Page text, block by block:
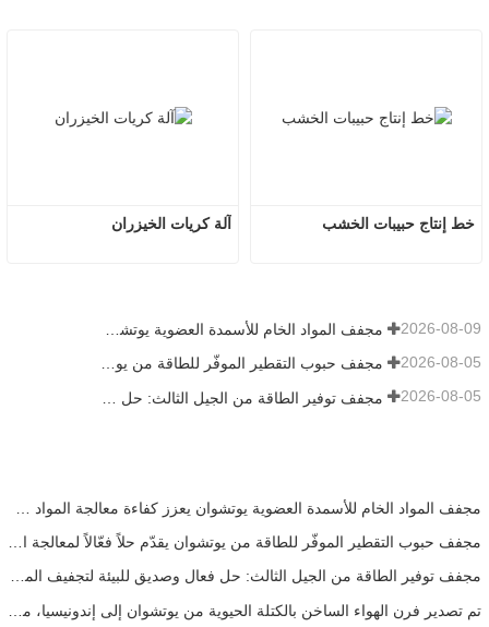
آلة كريات الخيزران خط إنتاج حبيبات الخشب
2026-08-09
مجفف حبوب التقطير الموفّر للطاقة من يوتشوان يقدّم حلاً فعّالاً لمعالجة المواد عالية الرطوبة 2026-08-05
2026-08-05
مجفف توفير الطاقة من الجيل الثالث: حل فعال وصديق للبيئة لتجفيف المواد عالية الرطوبة